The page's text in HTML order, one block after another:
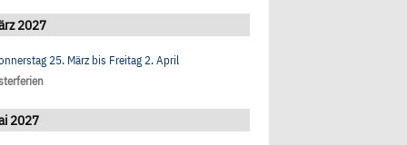
2027
25. Märzbis Freitag 2. April
2027